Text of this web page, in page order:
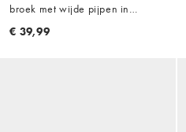
broek met wijde pijpen in
warmbruin
€ 39,99